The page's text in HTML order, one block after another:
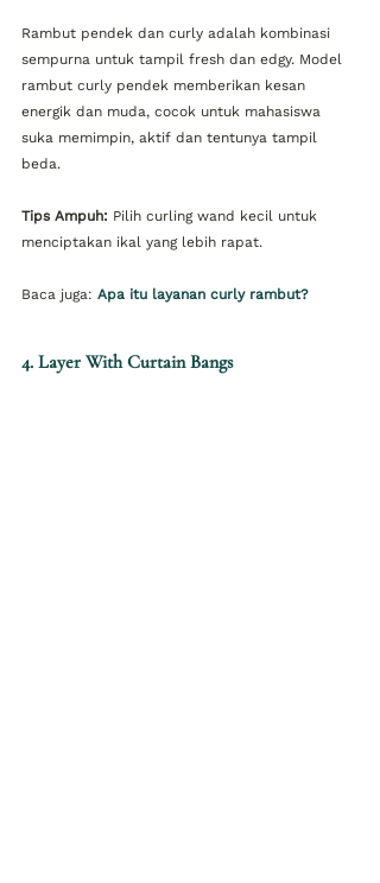
Rambut pendek dan curly adalah kombinasi
sempurna untuk tampil fresh dan edgy. Model
rambut curly pendek memberikan kesan
energik dan muda, cocok untuk mahasiswa
suka memimpin, aktif dan tentunya tampil
beda.
Tips Ampuh: Pilih curling wand kecil untuk
menciptakan ikal yang lebih rapat.
Baca juga: Apa itu layanan curly rambut?
4. Layer With Curtain Bangs